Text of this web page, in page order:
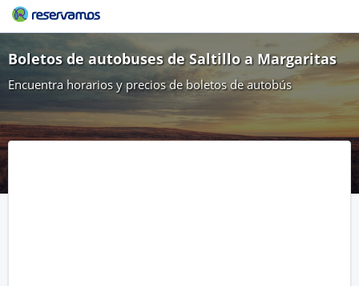
Boletos de autobuses de Saltillo a Margaritas
Encuentra horarios y precios de boletos de autobús